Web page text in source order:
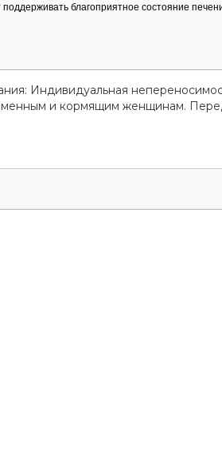
благоприятное состояние
Индивидуальная
и кормящим женщинам.